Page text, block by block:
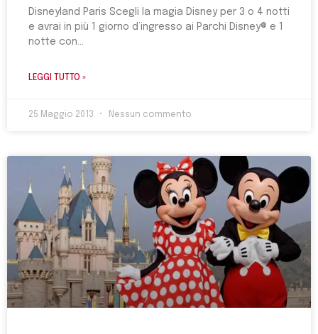
Disneyland Paris Scegli la magia Disney per 3 o 4 notti
e avrai in più 1 giorno d’ingresso ai Parchi Disney® e 1
notte con
LEGGI TUTTO »
25 Maggio 2013 Nessun commento